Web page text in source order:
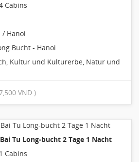
Cabins
/ Hanoi
Bucht - Hanoi
, Kultur und Kulturerbe, Natur und
VND )
Tu Long-bucht 2 Tage 1 Nacht
Cabins